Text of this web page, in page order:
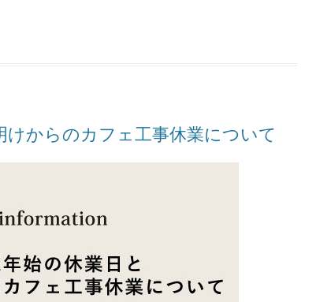
けからのカフェ工事休業について